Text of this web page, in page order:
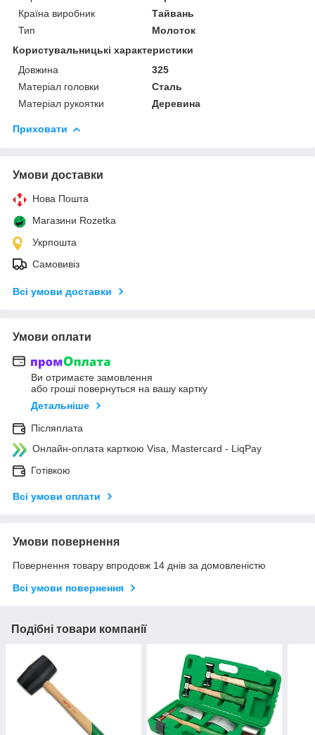
Країна виробник
Тайвань
Тип
Молоток
Користувальницькі характеристики
Довжина
325
Матеріал головки
Сталь
Матеріал рукоятки
Деревина
Приховати
Умови доставки
Нова Пошта
Магазини Rozetka
Укрпошта
Самовивіз
Всі умови доставки
Умови оплати
Ви отримаєте замовлення
або гроші повернуться на вашу картку
Детальніше
Післяплата
Онлайн-оплата карткою Visa, Mastercard - LiqPay
Готівкою
Всі умови оплати
Умови повернення
Повернення товару впродовж 14 днів за домовленістю
Всі умови повернення
Подібні товари компанії